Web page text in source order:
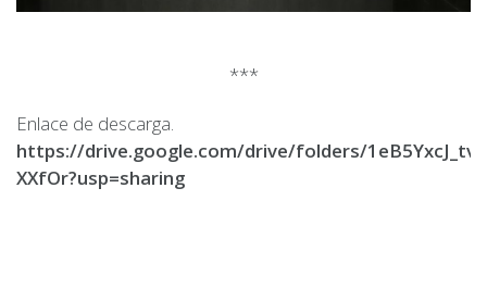
***
Enlace de descarga.
https://drive.google.com/drive/folders/
XXfOr?usp=sharing